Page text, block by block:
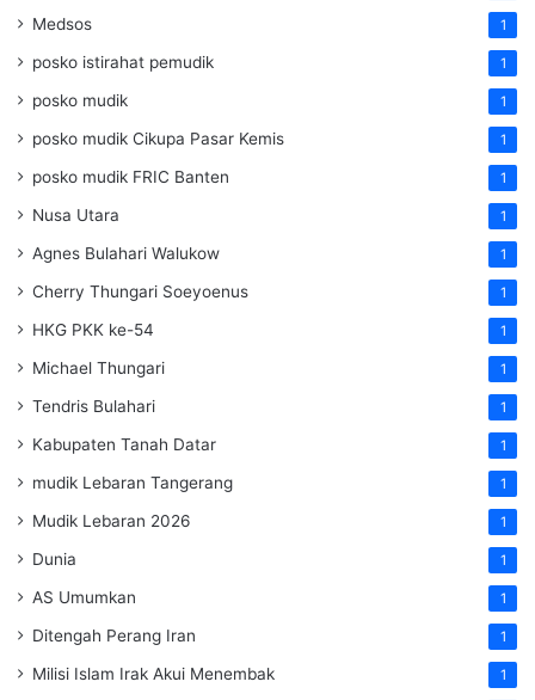
Medsos 1
posko istirahat pemudik 1
posko mudik 1
posko mudik Cikupa Pasar Kemis 1
posko mudik FRIC Banten 1
Nusa Utara 1
Agnes Bulahari Walukow 1
Cherry Thungari Soeyoenus 1
HKG PKK ke-54 1
Michael Thungari 1
Tendris Bulahari 1
Kabupaten Tanah Datar 1
mudik Lebaran Tangerang 1
Mudik Lebaran 2026 1
Dunia 1
AS Umumkan 1
Ditengah Perang Iran 1
Milisi Islam Irak Akui Menembak 1